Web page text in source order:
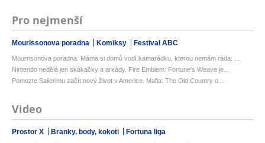
Pro nejmenší
Mourissonova poradna Komiksy Festival ABC
Mourrisonova poradna: Máma si domů vodí kamarádku, kterou nemám ráda. ...
Nintendo nedělá jen skákačky a arkády. Fire Emblem: Fortune's Weave je...
Pomozte Salierimu začít nový život v Americe. Mafia: The Old Country o...
Video
Prostor X Branky, body, kokoti Fortuna liga